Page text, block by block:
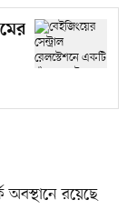
রয়েছে